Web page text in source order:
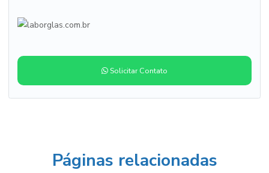
Solicitar Contato
Páginas relacionadas